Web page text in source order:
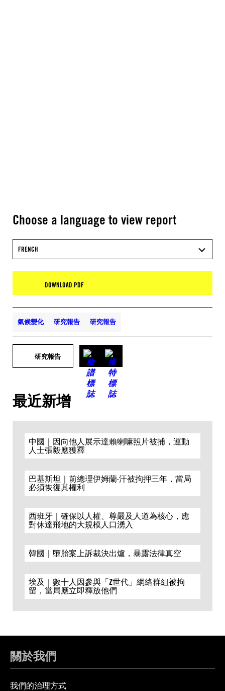
Choose a language to view report
FRENCH
DOWNLOAD PDF
氣候變化 研究報告 研究報告
研究報告
最近新增
中國｜因向他人展示達賴喇嘛照片被捕，運動
人士張毅應獲釋
巴基斯坦｜前總理伊姆蘭·汗被拘押三年，當局
必須恢復其權利
西班牙｜確保以人權、尊嚴及人道為核心，應
對休達飛地的大規模人口湧入
韓國｜墮胎案上訴裁決出爐，暴露法律真空
埃及｜數十人因參與「Z世代」網絡群組被拘
留，當局應立即釋放他們
關於我們
我們的治理方式